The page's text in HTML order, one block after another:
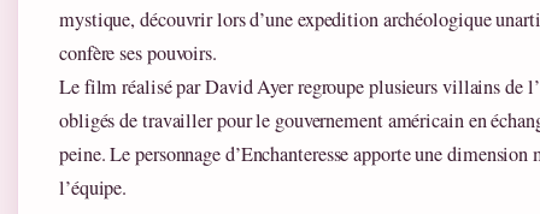
mystique, découvrir lors d’une expedition archéologique
confère ses pouvoirs.
Le film réalisé par David Ayer regroupe plusieurs villains de
obligés de travailler pour le gouvernement américain en
peine. Le personnage d’Enchanteresse apporte une
l’équipe.